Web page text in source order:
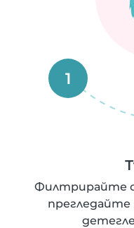
1
Филтрирайте
прегледайте